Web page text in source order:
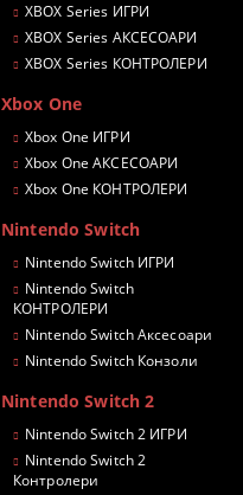
XBOX Series ИГРИ
XBOX Series АКСЕСОАРИ
XBOX Series КОНТРОЛЕРИ
Xbox One
Xbox One ИГРИ
Xbox One АКСЕСОАРИ
Xbox One КОНТРОЛЕРИ
Nintendo Switch
Nintendo Switch ИГРИ
Nintendo Switch
КОНТРОЛЕРИ
Nintendo Switch Аксесоари
Nintendo Switch Конзоли
Nintendo Switch 2
Nintendo Switch 2 ИГРИ
Nintendo Switch 2
Контролери